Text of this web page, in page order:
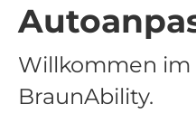
Willkommen im
BraunAbility.